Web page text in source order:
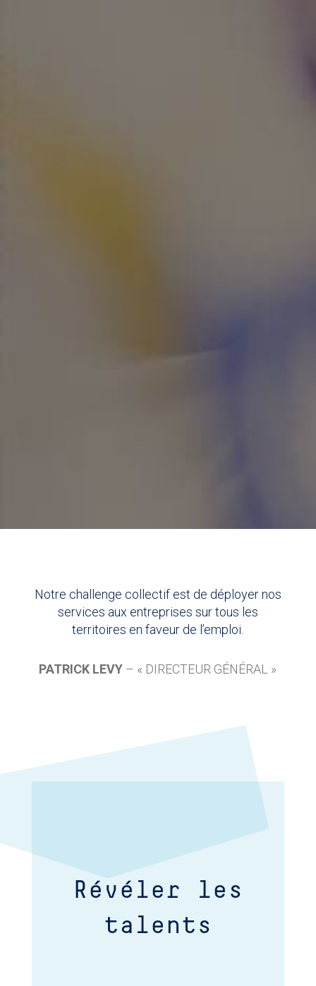
Notre challenge collectif est de déployer nos
services aux entreprises sur tous les
territoires en faveur de l’emploi.
PATRICK LEVY – « DIRECTEUR GÉNÉRAL »
Révéler les
talents